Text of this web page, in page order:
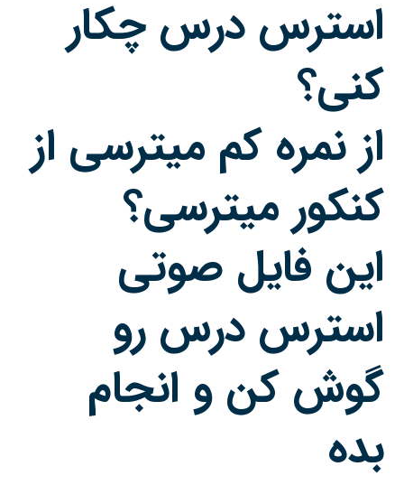
استرس درس چکار
کنی؟
از نمره کم میترسی از
کنکور میترسی؟
این فایل صوتی
استرس درس رو
گوش کن و انجام
بده